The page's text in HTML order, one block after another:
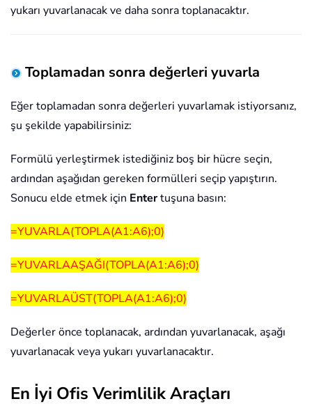
yukarı yuvarlanacak ve daha sonra toplanacaktır.
Toplamadan sonra değerleri yuvarla
Eğer toplamadan sonra değerleri yuvarlamak istiyorsanız,
şu şekilde yapabilirsiniz:
Formülü yerleştirmek istediğiniz boş bir hücre seçin,
ardından aşağıdan gereken formülleri seçip yapıştırın.
Sonucu elde etmek için Entertuşuna basın:
=YUVARLA(TOPLA(A1:A6);0)
=YUVARLAAŞAĞI(TOPLA(A1:A6);0)
=YUVARLAÜST(TOPLA(A1:A6);0)
Değerler önce toplanacak, ardından yuvarlanacak, aşağı
yuvarlanacak veya yukarı yuvarlanacaktır.
En İyi Ofis Verimlilik Araçları